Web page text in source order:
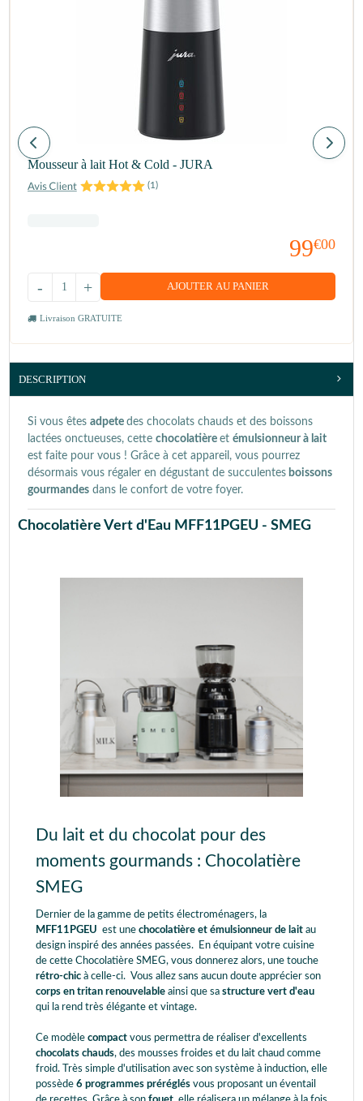
Mousseur à lait Hot & Cold - JURA
(1)
99€00
+
- AJOUTER AU PANIER
Livraison GRATUITE
DESCRIPTION
Si vous êtes adpete des chocolats chauds et des boissons
lactées onctueuses, cette chocolatière et émulsionneur à lait
est faite pour vous ! Grâce à cet appareil, vous pourrez
désormais vous régaler en dégustant de succulentes boissons
gourmandes dans le confort de votre foyer.
Chocolatière Vert d'Eau MFF11PGEU - SMEG
Du lait et du chocolat pour des
moments gourmands : Chocolatière
SMEG
Dernier de la gamme de petits électroménagers, la
MFF11PGEU est une chocolatière et émulsionneur de lait au
design inspiré des années passées. En équipant votre cuisine
de cette Chocolatière SMEG, vous donnerez alors, une touche
rétro-chic à celle-ci. Vous allez sans aucun doute apprécier son
corps en tritan renouvelable ainsi que sa structure vert d'eau
qui la rend très élégante et vintage.
Ce modèle compact vous permettra de réaliser d'excellents
chocolats chauds, des mousses froides et du lait chaud comme
froid. Très simple d'utilisation avec son système à induction, elle
possède 6 programmes préréglés vous proposant un éventail